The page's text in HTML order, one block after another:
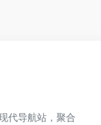
代导航站，聚合